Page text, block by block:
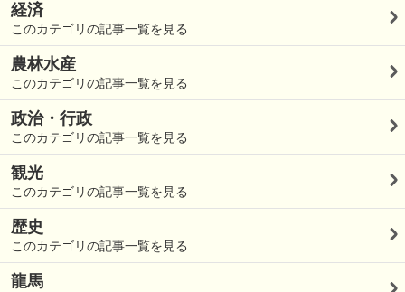
経済
このカテゴリの記事一覧を見る
農林水産
このカテゴリの記事一覧を見る
政治・行政
このカテゴリの記事一覧を見る
観光
このカテゴリの記事一覧を見る
歴史
このカテゴリの記事一覧を見る
龍馬